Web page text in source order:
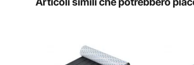
Il nostro rivestimento per barche offre
ambiente più sicuro e